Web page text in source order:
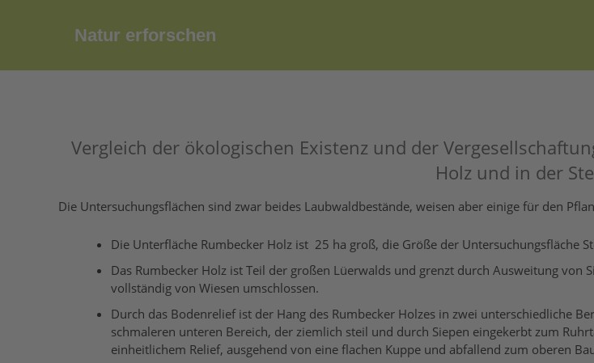
Natur erforschen
Vergleich der ökologischen Existenz und der
Holz und in der
Die Untersuchungsflächen sind zwar beides Laubwaldbestände, weisen aber einige für den
Die Unterfläche Rumbecker Holz ist 25 ha groß, die Größe der Untersuchungsfläche
Das Rumbecker Holz ist Teil der großen Lüerwalds und grenzt durch Ausweitung von
vollständig von Wiesen umschlossen.
Durch das Bodenrelief ist der Hang des Rumbecker Holzes in zwei unterschiedliche
schmaleren unteren Bereich, der ziemlich steil und durch Siepen eingekerbt zum
einheitlichem Relief, ausgehend von eine flachen Kuppe und abfallend zum oberen